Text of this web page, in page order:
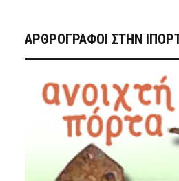
ΑΡΘΡΟΓΡΑΦΟΙ ΣΤΗΝ